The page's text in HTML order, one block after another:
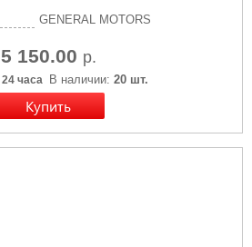
GENERAL MOTORS
5 150.00 р.
24 часа В наличии: 20 шт.